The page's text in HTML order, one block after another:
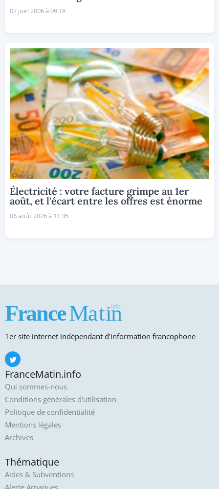
07 juin 2006 à 09:18
Électricité : votre facture grimpe au 1er
août, et l'écart entre les offres est énorme
06 août 2026 à 11:35
1er site internet indépendant d'information francophone
FranceMatin.info
Qui sommes-nous
Conditions générales d'utilisation
Politique de confidentialité
Mentions légales
Archives
Thématique
Aides & Subventions